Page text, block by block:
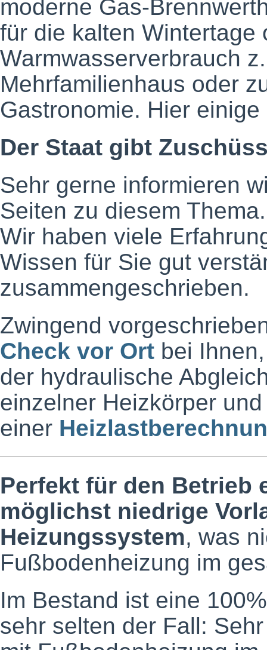
moderne Gas-
für die kalten Wintertage
Warmwasserverbrauch
Mehrfamilienhaus oder
Gastronomie. Hier
Der Staat gibt
Sehr gerne informieren
Seiten zu diesem Thema.
Wir haben viele
Wissen für Sie gut
zusammengeschrieben.
Zwingend
Check vor Ort bei
der hydraulische
einzelner Heizkörper
einer
Perfekt für den Betrieb
möglichst niedrige
Heizungssystem, was
Fußbodenheizung im
Im Bestand ist eine
sehr selten der Fall: